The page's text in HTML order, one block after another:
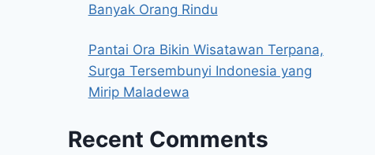
Banyak Orang Rindu
Pantai Ora Bikin Wisatawan Terpana,
Surga Tersembunyi Indonesia yang
Mirip Maladewa
Recent Comments